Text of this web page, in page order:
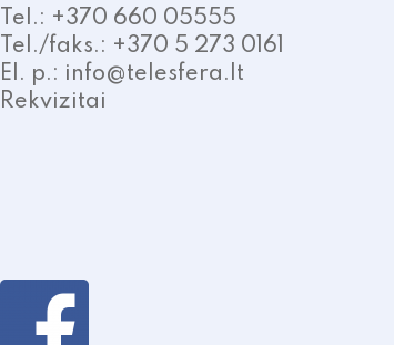
Tel.: +370 660 05555
Tel./faks.: +370 5 273 0161
El. p.: info@telesfera.lt
Rekvizitai